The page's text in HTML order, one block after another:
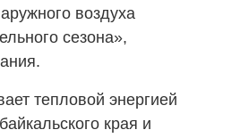
воздуха
сезона»,
тепловой энергией
края и